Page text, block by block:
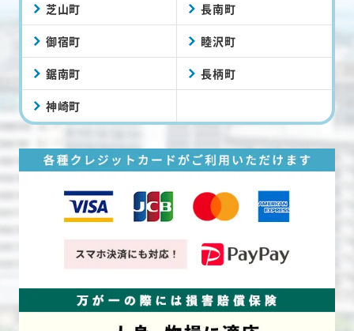
芝山町 長南町
御宿町 睦沢町
鋸南町 長柄町
神崎町